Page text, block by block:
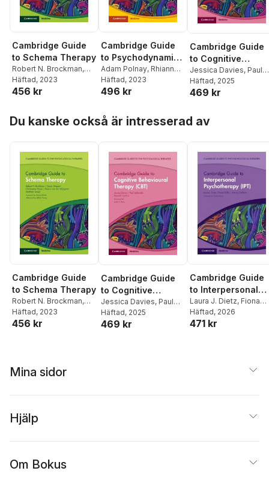
Cambridge Guide
to Schema Therapy
Robert N. Brockman,
Susan Simpson
Christopher Hayes
Smout
Häftad, 2023
456 kr
Cambridge Guide
to Psychodynamic
Psychotherapy
Adam Polnay, Rhiannon
Pugh,Victoria Barker
David Bell
Lumsden,C. Susan
Häftad, 2023
496 kr
Cambridge Guide
to Cognitive
Behavioural
Therapy (CBT)
Jessica Davies, Paul
Salkovskis,Kenneth
Laidlaw
Häftad, 2025
469 kr
Du kanske också är intresserad av
Cambridge Guide
to Schema Therapy
Robert N. Brockman,
Susan Simpson
Christopher Hayes
Häftad, 2023
456 kr
Cambridge Guide
to Cognitive
Behavioural
Therapy (CBT)
Jessica Davies, Paul
Salkovskis,Kenneth
Laidlaw
Häftad, 2025
469 kr
Cambridge Guide
to Interpersonal
Psychotherapy
(IPT)
Laura J. Dietz, Fiona
Duffy,Patricia Graham
Häftad, 2026
471 kr
Mina sidor
Hjälp
Om Bokus